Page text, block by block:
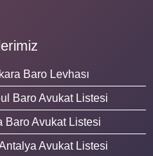
Baro Levhası
Baro Avukat Listesi
Baro Avukat Listesi
Avukat Listesi